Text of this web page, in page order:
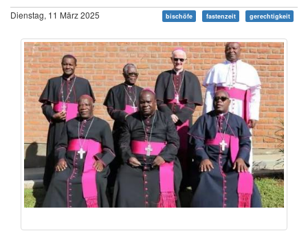
Dienstag, 11 März 2025 bischöfe fastenzeit gerechtigkeit